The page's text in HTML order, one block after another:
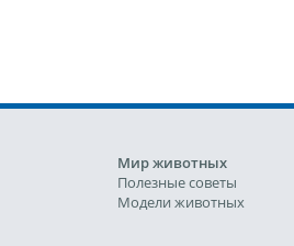
Мир животных
Полезные советы
Модели животных